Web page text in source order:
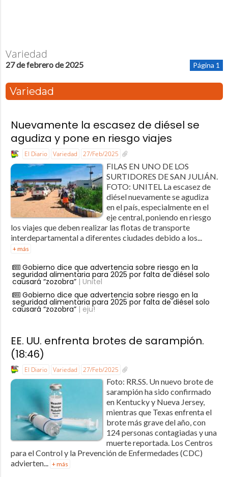
Variedad
27 de febrero de 2025 Página 1
Variedad
Nuevamente la escasez de diésel se
agudiza y pone en riesgo viajes
El Diario Variedad 27/Feb/2025
FILAS EN UNO DE LOS
SURTIDORES DE SAN JULIÁN.
FOTO: UNITEL La escasez de
diésel nuevamente se agudiza
en el país, especialmente en el
eje central, poniendo en riesgo
los viajes que deben realizar las flotas de transporte
interdepartamental a diferentes ciudades debido a los...
+ más
Gobierno dice que advertencia sobre riesgo en la
seguridad alimentaria para 2025 por falta de diésel solo
causará “zozobra”| Unitel
Gobierno dice que advertencia sobre riesgo en la
seguridad alimentaria para 2025 por falta de diésel solo
causará “zozobra”| eju!
EE. UU. enfrenta brotes de sarampión.
(18:46)
El Diario Variedad 27/Feb/2025
Foto: RR.SS. Un nuevo brote de
sarampión ha sido confirmado
en Kentucky y Nueva Jersey,
mientras que Texas enfrenta el
brote más grave del año, con
124 personas contagiadas y una
muerte reportada. Los Centros
para el Control y la Prevención de Enfermedades (CDC)
advierten... + más